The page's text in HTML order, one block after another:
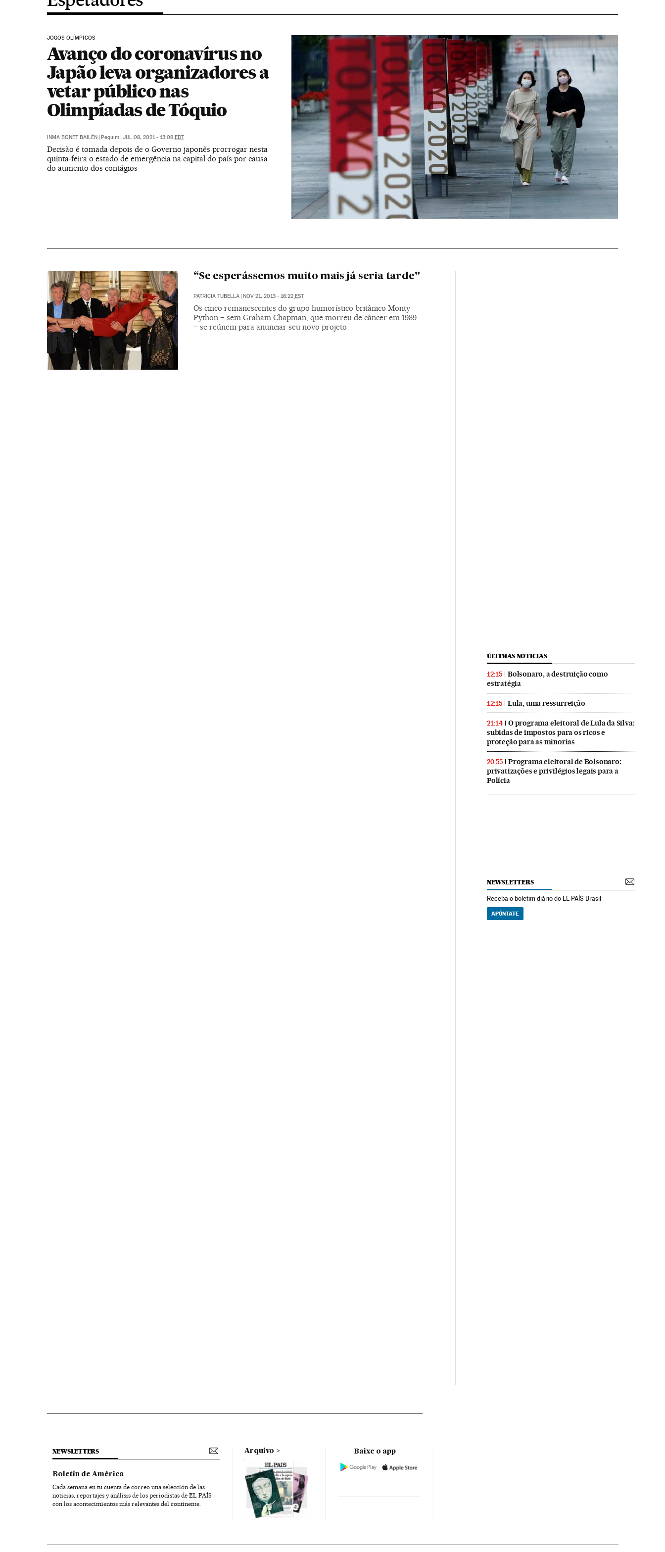
JOGOS OLÍMPICOS
Avanço do coronavírus no
Japão leva organizadores a
vetar público nas
Olimpíadas de Tóquio
INMA BONET BAILÉN | Pequim | JUL 08, 2021 - 13:08 EDT
Decisão é tomada depois de o Governo japonês prorrogar nesta
quinta-feira o estado de emergência na capital do país por causa
do aumento dos contágios
“Se esperássemos muito mais já seria tarde”
PATRICIA TUBELLA | NOV 21, 2013 - 16:22 EST
Os cinco remanescentes do grupo humorístico britânico Monty
Python – sem Graham Chapman, que morreu de câncer em 1989
– se reúnem para anunciar seu novo projeto
ÚLTIMAS NOTICIAS
12:15
Bolsonaro, a destruição como
estratégia
12:15 Lula, uma ressurreição
21:14
O programa eleitoral de Lula da Silva:
subidas de impostos para os ricos e
proteção para as minorias
20:55
Programa eleitoral de Bolsonaro:
privatizações e privilégios legais para a
Polícia
NEWSLETTERS
Receba o boletim diário do EL PAÍS Brasil
APÚNTATE
NEWSLETTERS
Boletín de América
Cada semana en tu cuenta de correo una selección de las
noticias, reportajes y análisis de los periodistas de EL PAÍS
con los acontecimientos más relevantes del continente.
Arquivo Baixe o app